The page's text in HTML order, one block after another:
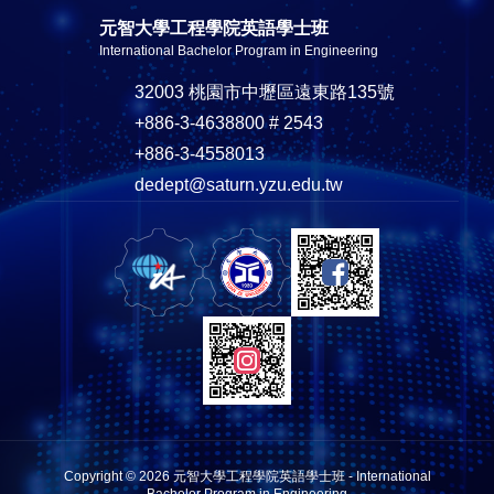
元智大學工程學院英語學士班
International Bachelor Program in Engineering
32003 桃園市中壢區遠東路135號
+886-3-4638800 # 2543
+886-3-4558013
dedept@saturn.yzu.edu.tw
Copyright © 2026 元智大學工程學院英語學士班 - International